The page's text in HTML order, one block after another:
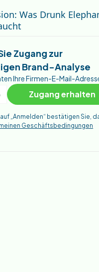
Was Drunk
Zugang zur
Brand-Analyse
„Anmelden“ bestätigen Sie,
Geschäftsbedingungen